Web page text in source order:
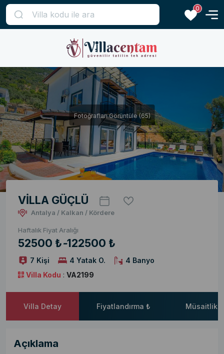
0
Fotoğrafları Görüntüle (65)
VİLLA GÜÇLÜ
Antalya / Kalkan / Kördere
Haftalık Fiyat Aralığı
52500 ₺-122500 ₺
7 Kişi 4 Yatak O.
4 Banyo
Villa Kodu : VA2199
Villa Detay Fiyatlandırma ₺ Müsaitlik
Açıklama